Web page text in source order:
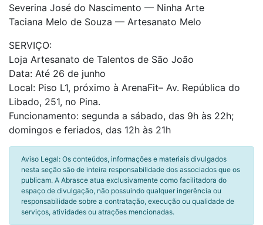
Severina José do Nascimento — Ninha Arte
Taciana Melo de Souza — Artesanato Melo
SERVIÇO:
Loja Artesanato de Talentos de São João
Data: Até 26 de junho
Local: Piso L1, próximo à ArenaFit– Av. República do
Libado, 251, no Pina.
Funcionamento: segunda a sábado, das 9h às 22h;
domingos e feriados, das 12h às 21h
Aviso Legal: Os conteúdos, informações e materiais divulgados
nesta seção são de inteira responsabilidade dos associados que os
publicam. A Abrasce atua exclusivamente como facilitadora do
espaço de divulgação, não possuindo qualquer ingerência ou
responsabilidade sobre a contratação, execução ou qualidade de
serviços, atividades ou atrações mencionadas.